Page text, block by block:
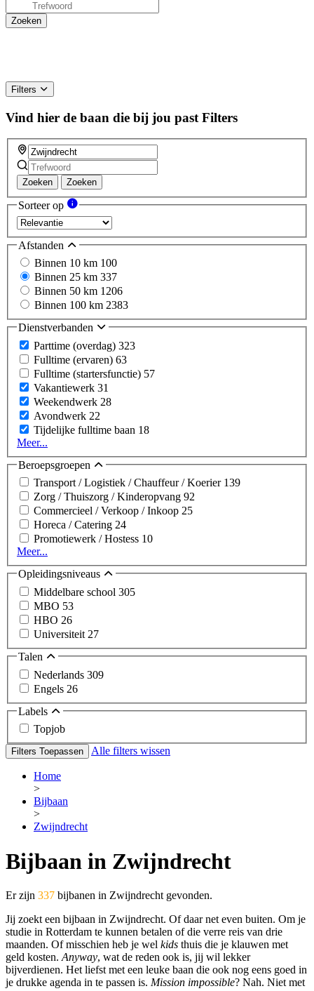
Filters
Vind hier de baan die bij jou past Filters
Zoeken Zoeken
Sorteer op
Afstanden
Binnen 10 km 100
Binnen 25 km 337
Binnen 50 km 1206
Binnen 100 km 2383
Dienstverbanden
Parttime (overdag) 323
Fulltime (ervaren) 63
Fulltime (startersfunctie) 57
Vakantiewerk 31
Weekendwerk 28
Avondwerk 22
Tijdelijke fulltime baan 18
Meer...
Beroepsgroepen
Transport / Logistiek / Chauffeur / Koerier 139
Zorg / Thuiszorg / Kinderopvang 92
Commercieel / Verkoop / Inkoop 25
Horeca / Catering 24
Promotiewerk / Hostess 10
Meer...
Opleidingsniveaus
Middelbare school 305
MBO 53
HBO 26
Universiteit 27
Talen
Nederlands 309
Engels 26
Labels
Topjob
Filters Toepassen Alle filters wissen
Home
>
Bijbaan
>
Zwijndrecht
Bijbaan in Zwijndrecht
Er zijn 337 bijbanen in Zwijndrecht gevonden.
Jij zoekt een bijbaan in Zwijndrecht. Of daar net even buiten. Om je
studie in Rotterdam te kunnen betalen of die verre reis van drie
maanden. Of misschien heb je wel kids thuis die je klauwen met
geld kosten. Anyway, wat de reden ook is, jij wil lekker
bijverdienen. Het liefst met een leuke baan die ook nog eens goed in
je drukke agenda in te passen is. Mission impossible? Nah. Niet met